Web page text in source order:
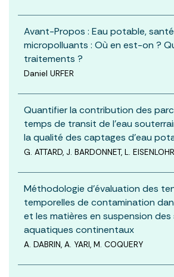
Avant-Propos : Eau potable,
micropolluants : Où en est-on ?
traitements ?
Daniel URFER
Quantifier la contribution des
temps de transit de l’eau
la qualité des captages d’eau
G. ATTARD, J. BARDONNET, L.
Méthodologie d’évaluation des
temporelles de contamination
et les matières en suspension
aquatiques continentaux
A. DABRIN, A. YARI, M. COQUERY